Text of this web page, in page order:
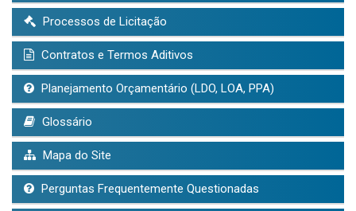
Processos de Licitação
Contratos e Termos Aditivos
Planejamento Orçamentário (LDO, LOA, PPA)
Glossário
Mapa do Site
Perguntas Frequentemente Questionadas